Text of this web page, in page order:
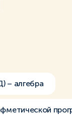
– алгебра